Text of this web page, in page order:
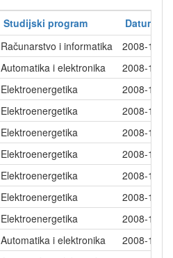
Studijski program
Datum
Računarstvo i informatika
2008-11-
Automatika i elektronika
2008-12-
Elektroenergetika
2008-12-
Elektroenergetika
2008-12-
Elektroenergetika
2008-12-
Elektroenergetika
2008-12-
Elektroenergetika
2008-12-
Elektroenergetika
2008-12-
Elektroenergetika
2008-12-
Automatika i elektronika
2008-12-